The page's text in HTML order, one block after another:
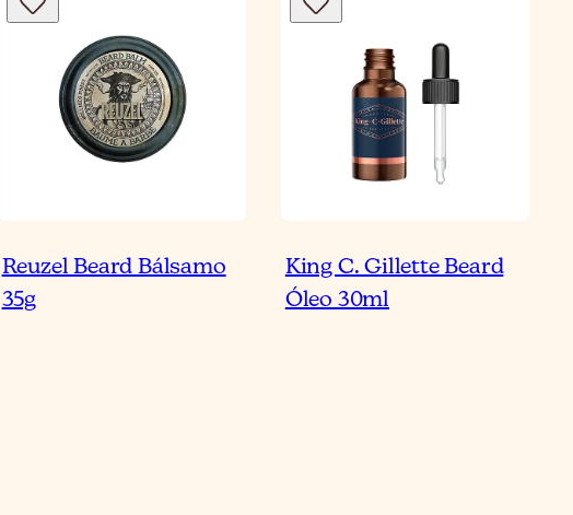
Reuzel Beard Bálsamo
35g
King C. Gillette Beard
Óleo 30ml